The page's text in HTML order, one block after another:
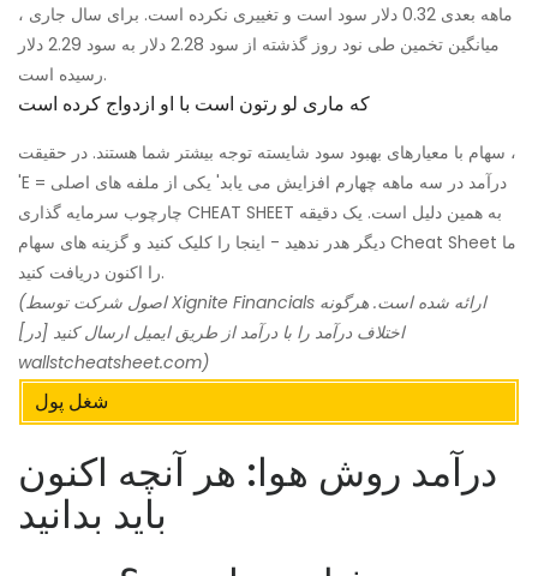
ماهه بعدی 0.32 دلار سود است و تغییری نکرده است. برای سال جاری ،
میانگین تخمین طی نود روز گذشته از سود 2.28 دلار به سود 2.29 دلار
رسیده است.
که ماری لو رتون است با او ازدواج کرده است
سهام با معیارهای بهبود سود شایسته توجه بیشتر شما هستند. در حقیقت ،
'E = درآمد در سه ماهه چهارم افزایش می یابد' یکی از ملفه های اصلی
چارچوب سرمایه گذاری CHEAT SHEET به همین دلیل است. یک دقیقه
دیگر هدر ندهید - اینجا را کلیک کنید و گزینه های سهام Cheat Sheet ما
را اکنون دریافت کنید.
(اصول شرکت توسط Xignite Financials ارائه شده است. هرگونه
اختلاف درآمد را با درآمد از طریق ایمیل ارسال کنید [در]
wallstcheatsheet.com)
شغل پول
درآمد روش هوا: هر آنچه اکنون
باید بدانید